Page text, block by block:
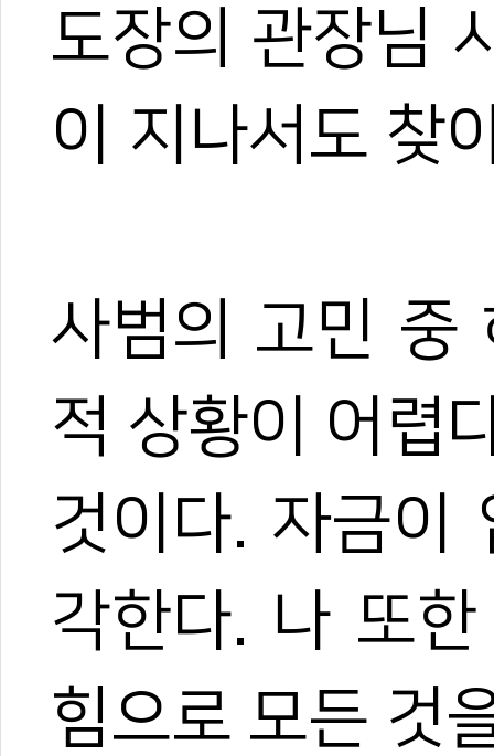
도장의 관장님
이 지나서도 찾
사범의 고민 중
적 상황이 어렵
것이다. 자금이
각한다. 나 또
힘으로 모든 것